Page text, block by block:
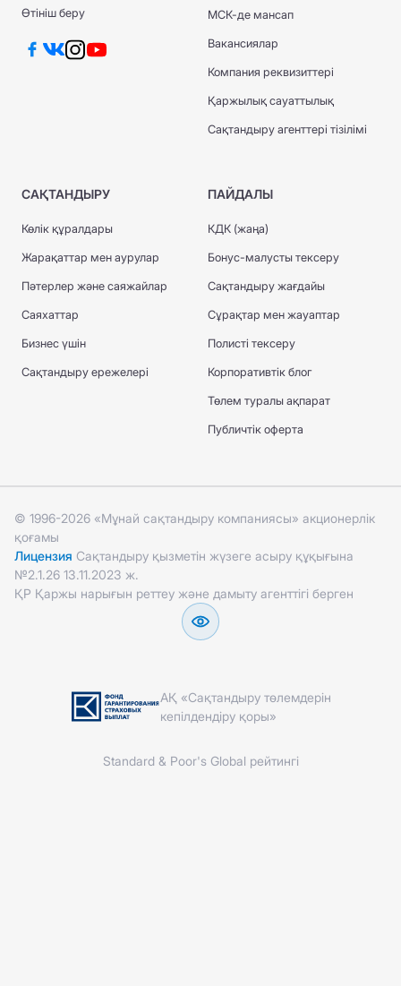
Өтініш беру МСК-де мансап
Вакансиялар
Компания реквизиттері
Қаржылық сауаттылық
Сақтандыру агенттері тізілімі
САҚТАНДЫРУ
Көлік құралдары
Жарақаттар мен аурулар
Пәтерлер және саяжайлар
Саяхаттар
Бизнес үшін
Сақтандыру ережелері
ПАЙДАЛЫ
КДК (жаңа)
Бонус-малусты тексеру
Сақтандыру жағдайы
Сұрақтар мен жауаптар
Полисті тексеру
Корпоративтік блог
Төлем туралы ақпарат
Публичтік оферта
© 1996-2026 «Мұнай сақтандыру компаниясы» акционерлік
қоғамы
Лицензия Сақтандыру қызметін жүзеге асыру құқығына
№2.1.26 13.11.2023 ж.
ҚР Қаржы нарығын реттеу және дамыту агенттігі берген
АҚ «Сақтандыру төлемдерін
кепілдендіру қоры»
Standard & Poor's Global рейтингі